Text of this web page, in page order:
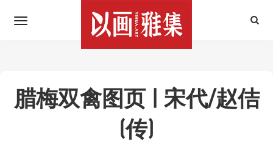
腊梅双禽图页 | 宋代/赵佶
(传)